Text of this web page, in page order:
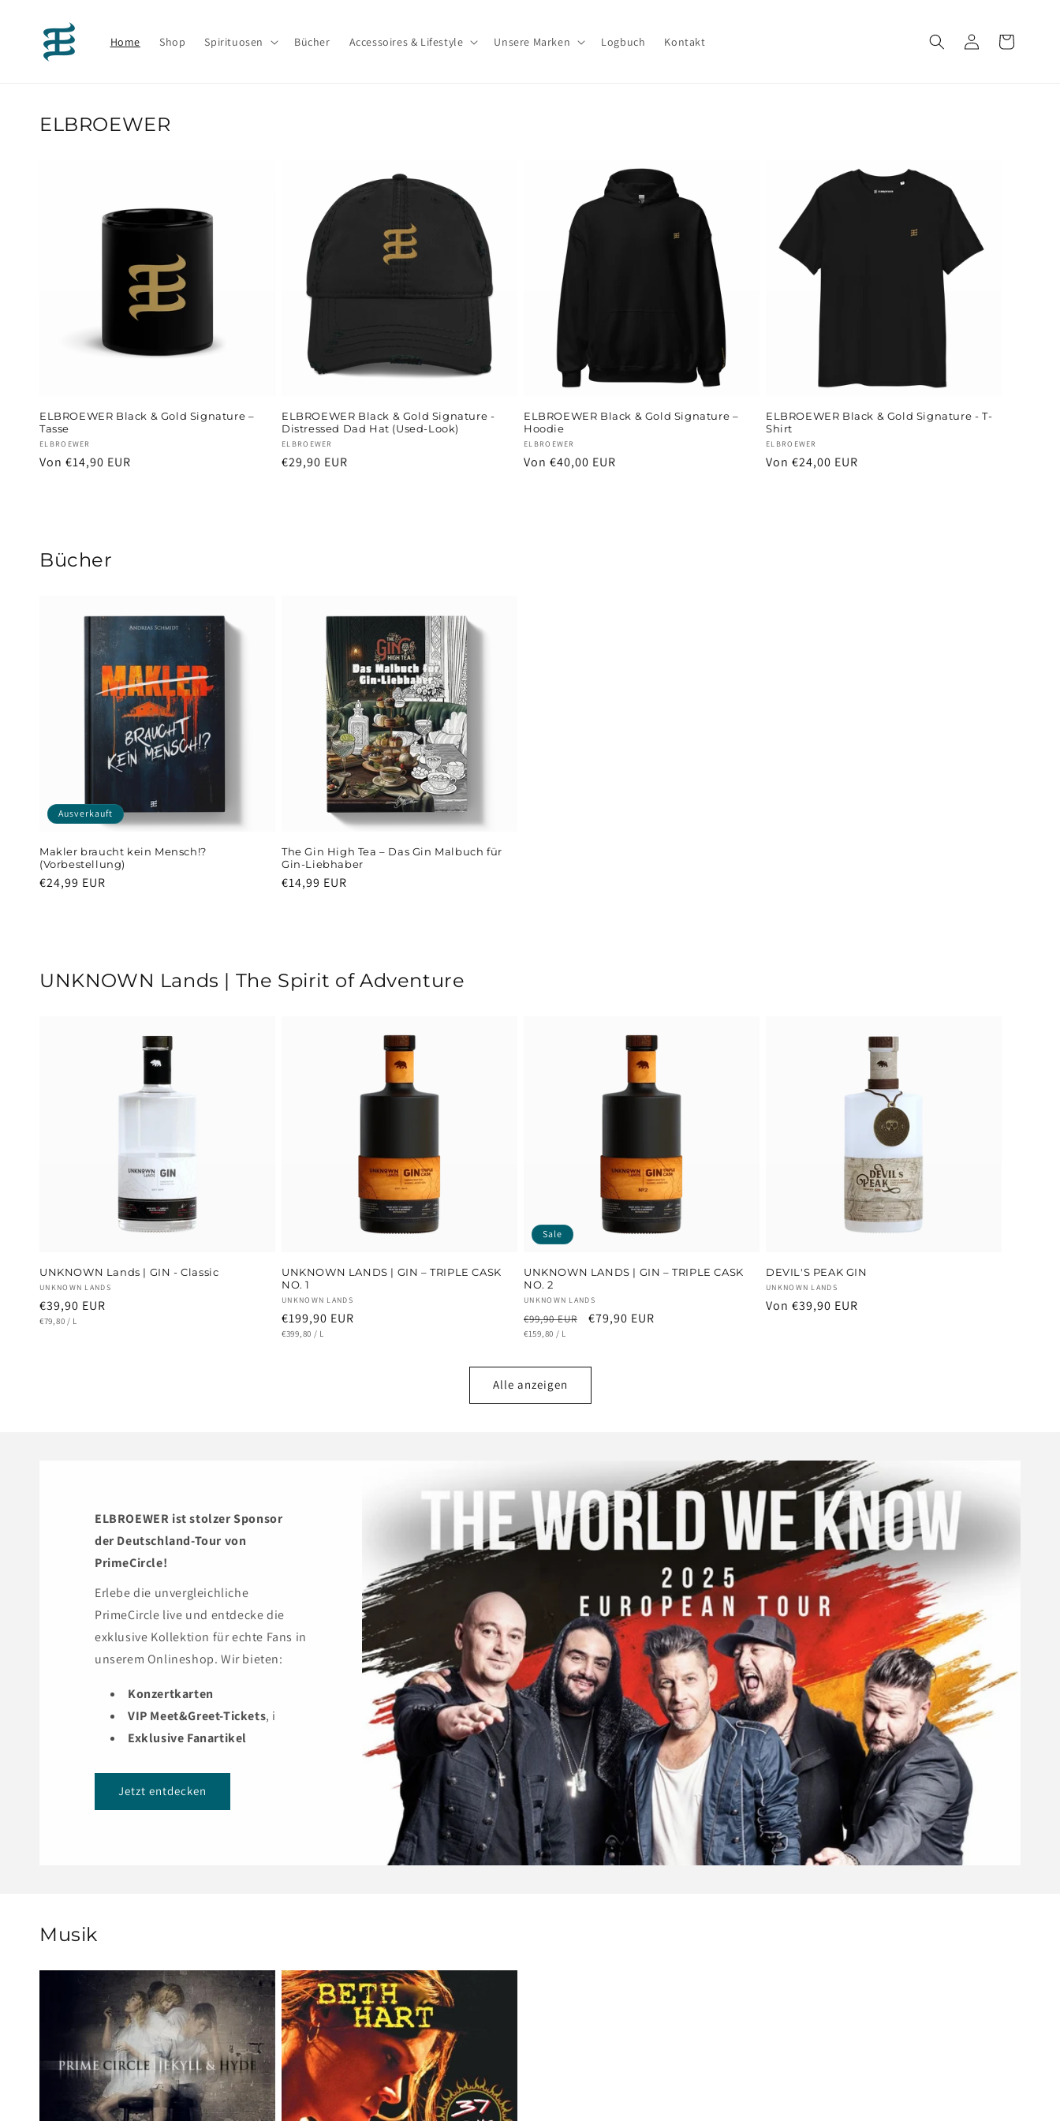
Inhalt
Home Shop Spirituosen Bücher Accessoires & Lifestyle Unsere Marken Logbuch Kontakt EinloggenWarenkorb
ELBROEWER
ELBROEWER Black & Gold Signature –
Tasse
Anbieter:
ELBROEWER
Normaler
Von €14,90 EUR
ELBROEWER Black & Gold Signature -
Distressed Dad Hat (Used-Look)
Anbieter:
ELBROEWER
Normaler
€29,90 EUR
ELBROEWER Black & Gold Signature –
Hoodie
Anbieter:
ELBROEWER
Normaler
Von €40,00 EUR
ELBROEWER Black & Gold Signature - T-
Shirt
Anbieter:
ELBROEWER
Normaler
Von €24,00 EUR
Bücher
Ausverkauft
Makler braucht kein Mensch!?
(Vorbestellung)
Normaler
€24,99 EUR
The Gin High Tea – Das Gin Malbuch für
Gin-Liebhaber
Normaler
€14,99 EUR
UNKNOWN Lands | The Spirit of Adventure
UNKNOWN Lands | GIN - Classic
Anbieter:
UNKNOWN LANDS
Normaler
Preis
€39,90 EUR
GRUNDPREIS
€79,80 / PRO
L
UNKNOWN LANDS | GIN – TRIPLE CASK
NO. 1
Anbieter:
UNKNOWN LANDS
Normaler
Preis
€199,90 EUR
GRUNDPREIS
€399,80 / PRO
L
Sale
UNKNOWN LANDS | GIN – TRIPLE CASK
NO. 2
Anbieter:
UNKNOWN LANDS
Normaler
Preis
€99,90 EUR Verkaufspreis
€79,90 EUR
GRUNDPREIS
€159,80 / PRO
L
DEVIL'S PEAK GIN
Anbieter:
UNKNOWN LANDS
Normaler
Von €39,90 EUR
Alle anzeigen
ELBROEWER ist stolzer Sponsor
der Deutschland-Tour von
PrimeCircle!
Erlebe die unvergleichliche
PrimeCircle live und entdecke die
exklusive Kollektion für echte Fans in
unserem Onlineshop. Wir bieten:
Konzertkarten
VIP Meet&Greet-Tickets, i
Exklusive Fanartikel
Jetzt entdecken
Musik